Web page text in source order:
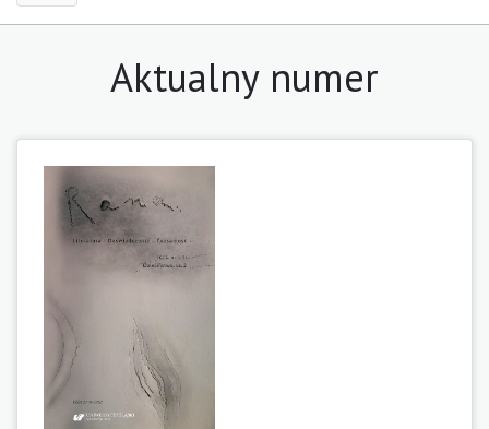
Aktualny numer